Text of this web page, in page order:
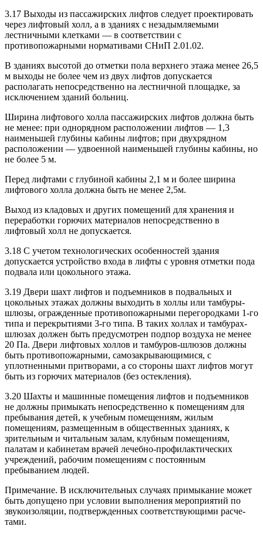
3.17 Выходы из пассажирских лифтов следует проектировать
через лифтовый холл, а в зданиях с незадымляемыми
лестничными клетками — в соответствии с
противопожарными нормативами СНиП 2.01.02.
В зданиях высотой до отметки пола верхнего этажа менее 26,5
м выходы не более чем из двух лифтов допускается
располагать непосредственно на лестничной площадке, за
исключением зданий больниц.
Ширина лифтового холла пассажирских лифтов должна быть
не менее: при однорядном расположении лифтов — 1,3
наименьшей глубины кабины лифтов; при двухрядном
расположении — удвоенной наименьшей глубины кабины, но
не более 5 м.
Перед лифтами с глубиной кабины 2,1 м и более ширина
лифтового холла должна быть не менее 2,5м.
Выход из кладовых и других помещений для хранения и
переработки горючих материалов непосредственно в
лифтовый холл не допускается.
3.18 С учетом технологических особенностей здания
допускается устройство входа в лифты с уровня отметки пода
подвала или цокольного этажа.
3.19 Двери шахт лифтов и подъемников в подвальных и
цокольных этажах должны выходить в холлы или тамбуры-
шлюзы, огражденные противопожарными перегородками 1-го
типа и перек­рытиями 3-го типа. В таких холлах и тамбурах-
шлюзах должен быть предусмотрен подпор воздуха не менее
20 Па. Двери лифтовых холлов и тамбуров-шлюзов должны
быть противопожарными, самозакрывающимися, с
уплотненными притворами, а со стороны шахт лифтов могут
быть из горючих материалов (без остекления).
3.20 Шахты и машинные помещения лифтов и подъемников
не должны примыкать непосред­ственно к помещениям для
пребывания детей, к учебным помещениям, жилым
помещениям, размещенным в общественных зданиях, к
зрительным и читальным залам, клубным помещениям,
палатам и кабинетам врачей лечебно-профилактических
учреждений, рабочим помещениям с постоянным
пребыванием людей.
Примечание. В исключительных случаях примыкание может
быть допущено при условии выпол­нения мероприятий по
звукоизоляции, подтвержденных соответствующими расче­
тами.